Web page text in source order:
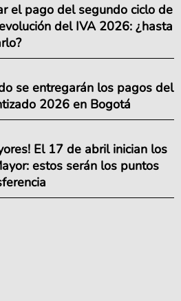
el pago del segundo ciclo de
del IVA 2026: ¿hasta
se entregarán los pagos del
2026 en Bogotá
El 17 de abril inician los
estos serán los puntos